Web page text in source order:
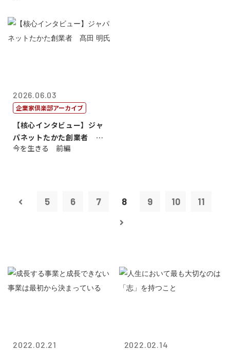
2026.06.03
企業家倶楽部アーカイブ
【核心インタビュー】ジャ
パネットたかた創業者 髙
田 明氏
今を生きる 前編
5 6 7 8 9 10 11
2022.02.21 2022.02.14